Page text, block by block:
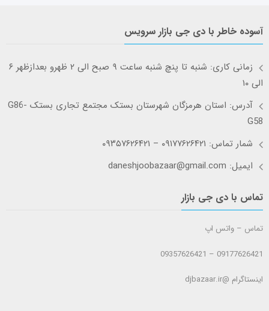
آسوده خاطر با دی جی بازار سرویس
زمانی کاری: شنبه تا پنچ شنبه ساعت ۹ صبح الی ۲ ظهرو بعدازظهر ۶
الی ۱۰
آدرس: استان هرمزگان شهرستان بستک مجتمع تجاری بستک G86-
G58
شمار تماس: ۰۹۱۷۷۶۲۶۴۲۱ – ۰۹۳۵۷۶۲۶۴۲۱
ایمیل: daneshjoobazaar@gmail.com
تماس با دی جی بازار
تماس – واتس اپ
09177626421 – 09357626421
اینستاگرام @djbazaar.ir